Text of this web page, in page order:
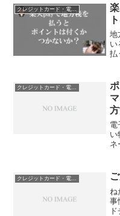
地
い
払
ポ
る
クレジットカード・電子マネー・pay・ポイント
電
い
ネ
ね
事